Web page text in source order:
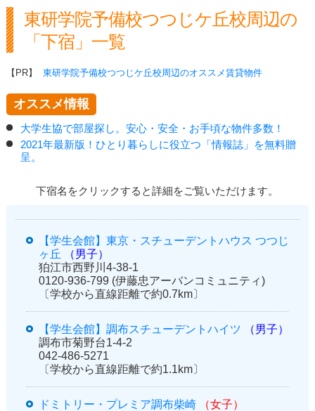
東研学院予備校つつじケ丘校周辺の
「下宿」一覧
【PR】 東研学院予備校つつじケ丘校周辺のオススメ賃貸物件
オススメ情報
大学生協で部屋探し。安心・安全・お手頃な物件多数！
2021年最新版！ひとり暮らしに役立つ「情報誌」を無料贈
呈。
下宿名をクリックすると詳細をご覧いただけます。
【学生会館】東京・スチューデントハウス つつじ
ヶ丘
（男子）
狛江市西野川4-38-1
0120-936-799 (伊藤忠アーバンコミュニティ)
〔学校から直線距離で約0.7km〕
【学生会館】調布スチューデントハイツ
（男子）
調布市菊野台1-4-2
042-486-5271
〔学校から直線距離で約1.1km〕
ドミトリー・プレミア調布柴崎
（女子）